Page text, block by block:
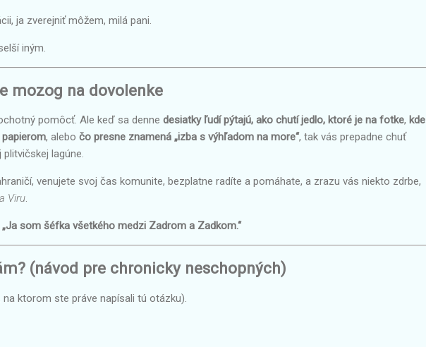
ja zverejniť môžem, milá pani.
iným.
mozog na dovolenke
pomôcť. Ale keď sa denne desiatky ľudí pýtajú, ako chutí jedlo, ktoré je na fotke, kde
, alebo čo presne znamená „izba s výhľadom na more“, tak vás prepadne chuť
lagúne.
venujete svoj čas komunite, bezplatne radíte a pomáhate, a zrazu vás niekto zdrbe,
Viru.
„Ja som šéfka všetkého medzi Zadrom a Zadkom.“
(návod pre chronicky neschopných)
ktorom ste práve napísali tú otázku).